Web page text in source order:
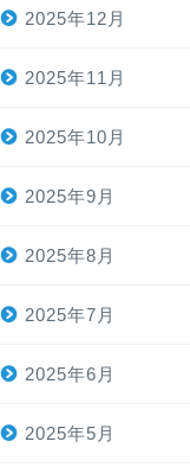
2025年12月
2025年11月
2025年10月
2025年9月
2025年8月
2025年7月
2025年6月
2025年5月